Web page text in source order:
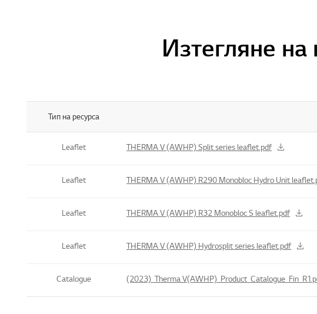
Изтегляне на
Тип на ресурса
Leaflet THERMA V (AWHP) Split series leaflet.pdf
Leaflet THERMA V (AWHP) R290 Monobloc Hydro Unit
Leaflet THERMA V (AWHP) R32 Monobloc S leaflet.pdf
Leaflet THERMA V (AWHP) Hydrosplit series leaflet.pdf
Catalogue (2023)_Therma